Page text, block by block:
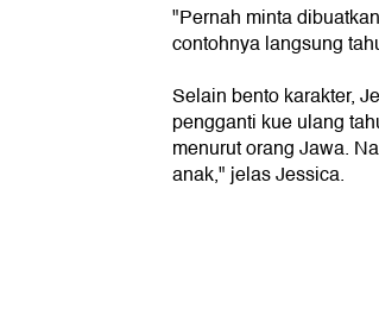
"Pernah minta
contohnya langsung
Selain bento karakter,
pengganti kue ulang
menurut orang Jawa.
anak," jelas Jessica.